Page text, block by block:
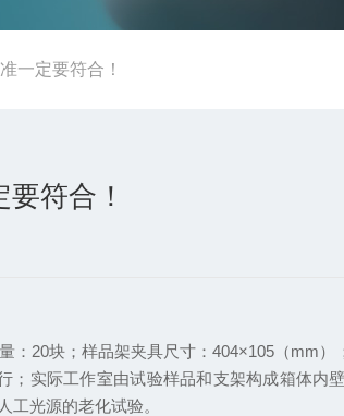
一定要符合！
符合！
：20块；样品架夹具尺寸：404×105（mm
实际工作室由试验样品和支架构成箱体内
光源的老化试验。